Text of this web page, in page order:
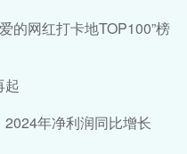
的网红打卡地TOP100”榜
起
年净利润同比增长